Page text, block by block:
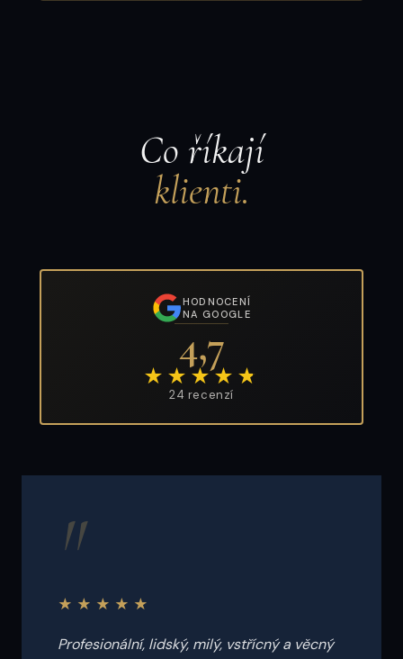
Co říkají
klienti.
HODNOCENÍ
NA GOOGLE
4,7
★★★★ ★
24 recenzí
"
★★★★★
Profesionální, lidský, milý, vstřícný a věcný